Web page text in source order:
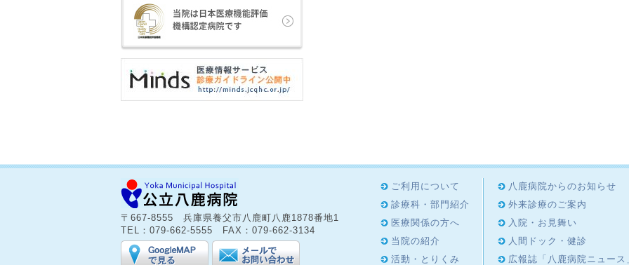
〒667-8555 兵庫県養父市八鹿町八鹿1878番地1
TEL：079-662-5555 FAX：079-662-3134
ご利用について
診療科・部門紹介
医療関係の方へ
当院の紹介
活動・とりくみ
八鹿病院からのお知らせ
外来診療のご案内
入院・お見舞い
人間ドック・健診
広報誌「八鹿病院ニュース